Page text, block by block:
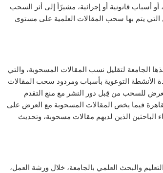
أسباب قانونية أو إجرائية، مشيرًأ إلى أثر السحب
يتم بها سحب المقالات العلمية على مستوى
الجامعة لتقليل نسب المقالات المسحوبة، والتي
الأنشطة التوعوية بأسباب ومردود سحب المقالات
للسحب من قِبل دور النشر مع منع التقدم
فيما يخص المقالات المسحوبة مع العرض على
الباحثين الذين لديهم مقالات مسحوبة، وتحديث
والبحث العلمي بالجامعة، خلال ورشة العمل،